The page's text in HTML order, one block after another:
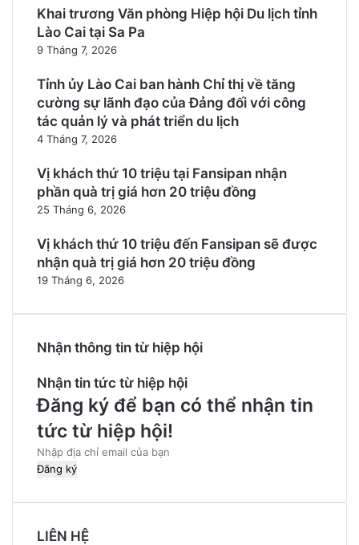
Khai trương Văn phòng Hiệp hội Du lịch tỉnh
Lào Cai tại Sa Pa
9 Tháng 7, 2026
Tỉnh ủy Lào Cai ban hành Chỉ thị về tăng
cường sự lãnh đạo của Đảng đối với công
tác quản lý và phát triển du lịch
4 Tháng 7, 2026
Vị khách thứ 10 triệu tại Fansipan nhận
phần quà trị giá hơn 20 triệu đồng
25 Tháng 6, 2026
Vị khách thứ 10 triệu đến Fansipan sẽ được
nhận quà trị giá hơn 20 triệu đồng
19 Tháng 6, 2026
Nhận thông tin từ hiệp hội
Nhận tin tức từ hiệp hội
Đăng ký để bạn có thể nhận tin
tức từ hiệp hội!
Nhập
địa
email
bạn
LIÊN HỆ